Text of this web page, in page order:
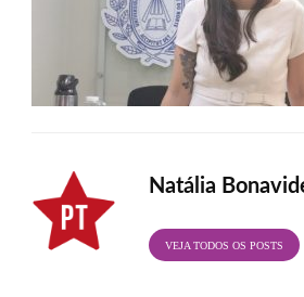
Natália
VEJA TODOS OS POSTS